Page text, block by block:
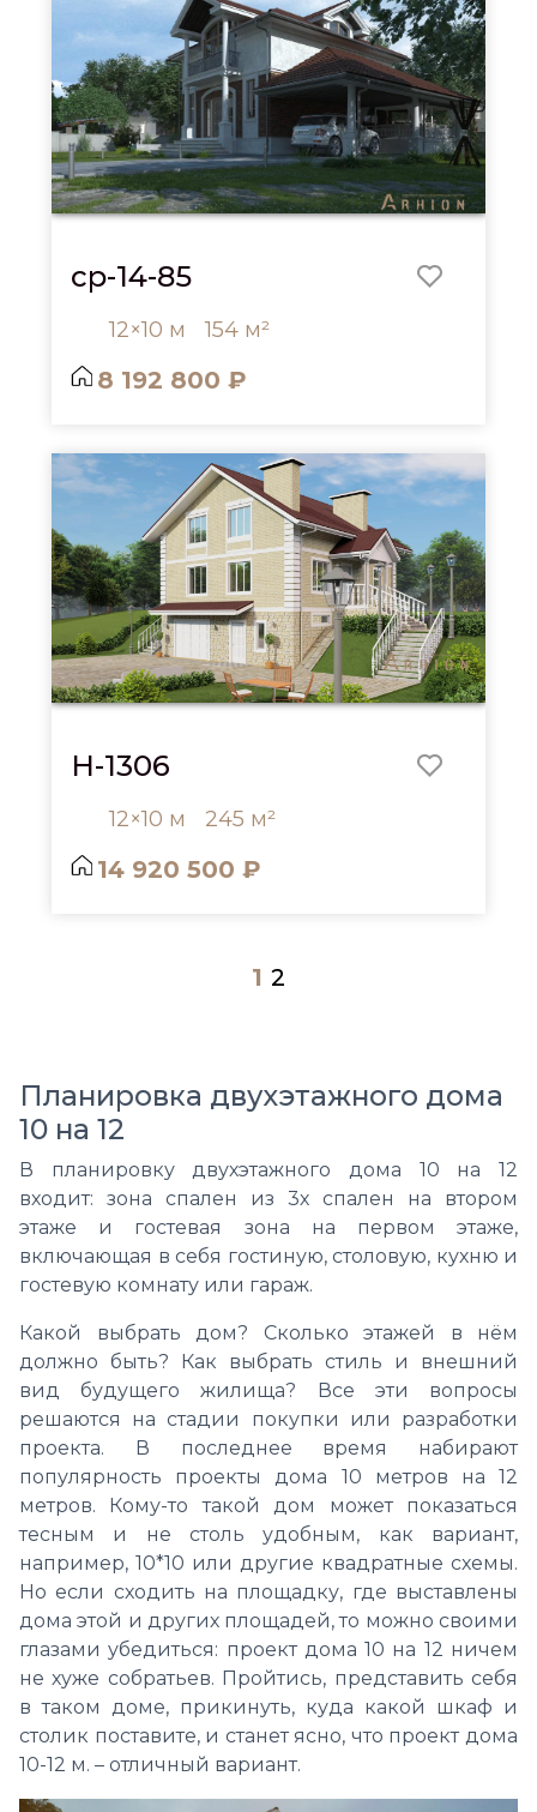
cp-14-85
12×10 м 154 м²
8 192 800 ₽
H-1306
12×10 м 245 м²
14 920 500 ₽
1 2
Планировка двухэтажного дома
10 на 12
В планировку двухэтажного дома 10 на 12
входит: зона спален из 3х спален на втором
этаже и гостевая зона на первом этаже,
включающая в себя гостиную, столовую, кухню и
гостевую комнату или гараж.
Какой выбрать дом? Сколько этажей в нём
должно быть? Как выбрать стиль и внешний
вид будущего жилища? Все эти вопросы
решаются на стадии покупки или разработки
проекта. В последнее время набирают
популярность проекты дома 10 метров на 12
метров. Кому-то такой дом может показаться
тесным и не столь удобным, как вариант,
например, 10*10 или другие квадратные схемы.
Но если сходить на площадку, где выставлены
дома этой и других площадей, то можно своими
глазами убедиться: проект дома 10 на 12 ничем
не хуже собратьев. Пройтись, представить себя
в таком доме, прикинуть, куда какой шкаф и
столик поставите, и станет ясно, что проект дома
10-12 м. – отличный вариант.